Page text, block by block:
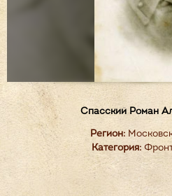
Спасский Роман
Регион:
Категория: